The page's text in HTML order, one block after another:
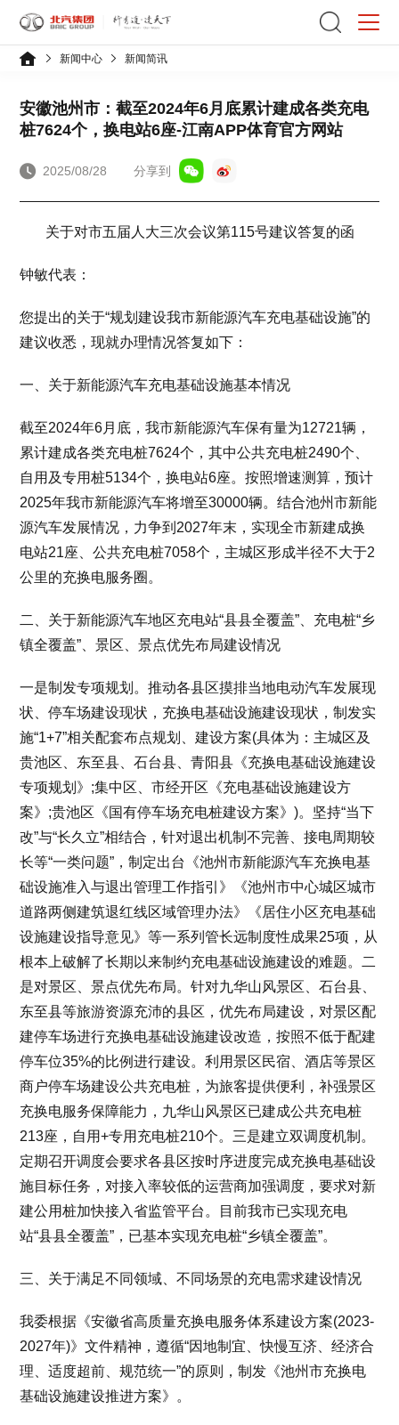
新闻中心 新闻简讯
安徽池州市：截至2024年6月底累计建成各类充电
桩7624个，换电站6座-江南APP体育官方网站
2025/08/28 分享到
关于对市五届人大三次会议第115号建议答复的函
钟敏代表：
您提出的关于“规划建设我市新能源汽车充电基础设施”的
建议收悉，现就办理情况答复如下：
一、关于新能源汽车充电基础设施基本情况
截至2024年6月底，我市新能源汽车保有量为12721辆，
累计建成各类充电桩7624个，其中公共充电桩2490个、
自用及专用桩5134个，换电站6座。按照增速测算，预计
2025年我市新能源汽车将增至30000辆。结合池州市新能
源汽车发展情况，力争到2027年末，实现全市新建成换
电站21座、公共充电桩7058个，主城区形成半径不大于2
公里的充换电服务圈。
二、关于新能源汽车地区充电站“县县全覆盖”、充电桩“乡
镇全覆盖”、景区、景点优先布局建设情况
一是制发专项规划。推动各县区摸排当地电动汽车发展现
状、停车场建设现状，充换电基础设施建设现状，制发实
施“1+7”相关配套布点规划、建设方案(具体为：主城区及
贵池区、东至县、石台县、青阳县《充换电基础设施建设
专项规划》;集中区、市经开区《充电基础设施建设方
案》;贵池区《国有停车场充电桩建设方案》)。坚持“当下
改”与“长久立”相结合，针对退出机制不完善、接电周期较
长等“一类问题”，制定出台《池州市新能源汽车充换电基
础设施准入与退出管理工作指引》《池州市中心城区城市
道路两侧建筑退红线区域管理办法》《居住小区充电基础
设施建设指导意见》等一系列管长远制度性成果25项，从
根本上破解了长期以来制约充电基础设施建设的难题。二
是对景区、景点优先布局。针对九华山风景区、石台县、
东至县等旅游资源充沛的县区，优先布局建设，对景区配
建停车场进行充换电基础设施建设改造，按照不低于配建
停车位35%的比例进行建设。利用景区民宿、酒店等景区
商户停车场建设公共充电桩，为旅客提供便利，补强景区
充换电服务保障能力，九华山风景区已建成公共充电桩
213座，自用+专用充电桩210个。三是建立双调度机制。
定期召开调度会要求各县区按时序进度完成充换电基础设
施目标任务，对接入率较低的运营商加强调度，要求对新
建公用桩加快接入省监管平台。目前我市已实现充电
站“县县全覆盖”，已基本实现充电桩“乡镇全覆盖”。
三、关于满足不同领域、不同场景的充电需求建设情况
我委根据《安徽省高质量充换电服务体系建设方案(2023-
2027年)》文件精神，遵循“因地制宜、快慢互济、经济合
理、适度超前、规范统一”的原则，制发《池州市充换电
基础设施建设推进方案》。